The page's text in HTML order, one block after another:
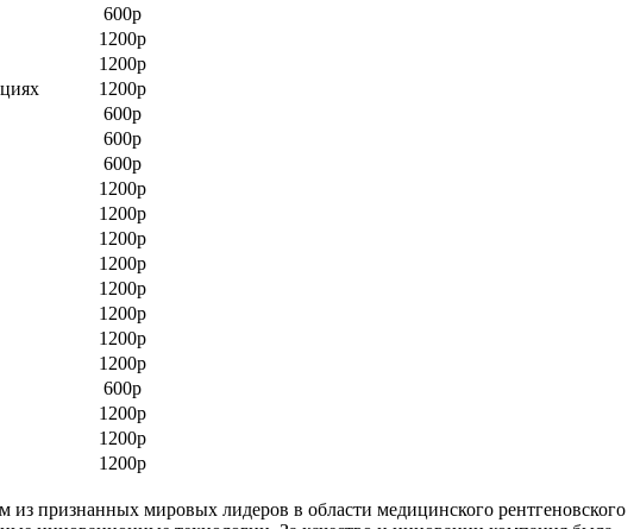
600р
1200р
1200р
1200р
600р
600р
600р
1200р
1200р
1200р
1200р
1200р
1200р
1200р
1200р
600р
1200р
1200р
1200р
признанных мировых лидеров в области медицинского рентгеновского